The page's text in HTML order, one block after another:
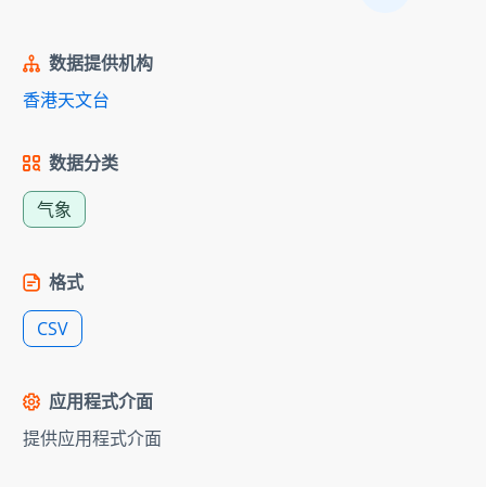
数据提供机构
香港天文台
数据分类
气象
格式
CSV
应用程式介面
提供应用程式介面